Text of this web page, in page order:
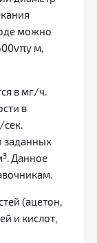
можно
м,
в мг/ч.
в
сек.
заданных
3. Данное
(ацетон,
и кислот,